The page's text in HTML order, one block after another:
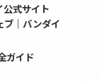
式サイト
ブ｜バンダイ
ガイド